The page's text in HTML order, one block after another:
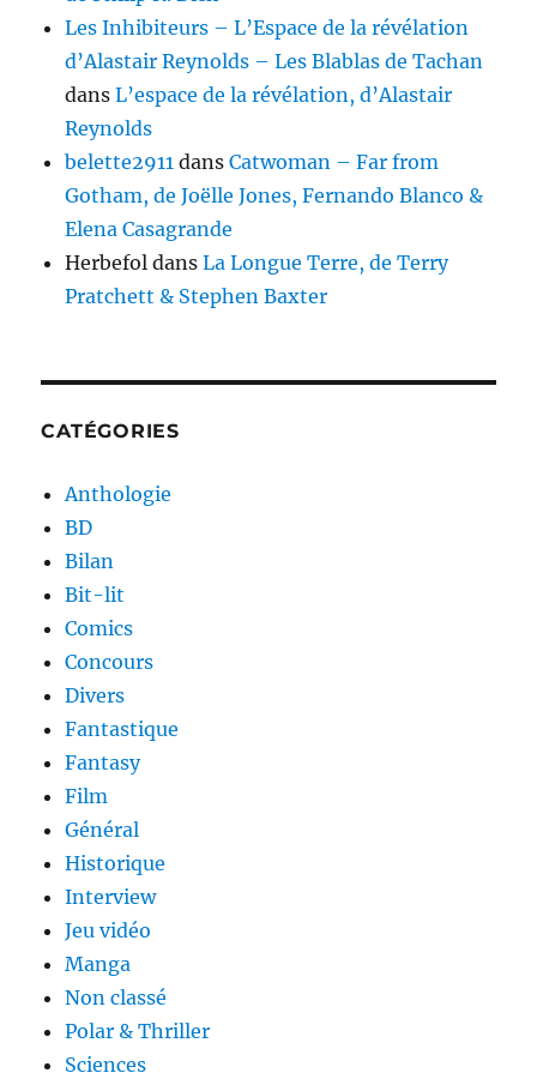
Les Inhibiteurs – L’Espace de la révélation
d’Alastair Reynolds – Les Blablas de Tachan
dansL’espace de la révélation, d’Alastair
Reynolds
belette2911 dansCatwoman – Far from
Gotham, de Joëlle Jones, Fernando Blanco &
Elena Casagrande
Herbefol dansLa Longue Terre, de Terry
Pratchett & Stephen Baxter
CATÉGORIES
Anthologie
BD
Bilan
Bit-lit
Comics
Concours
Divers
Fantastique
Fantasy
Film
Général
Historique
Interview
Jeu vidéo
Manga
Non classé
Polar & Thriller
Sciences